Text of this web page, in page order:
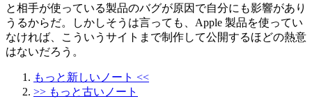
と相手が使っている製品のバグが原因で自分にも影響があり
うるからだ。しかしそうは言っても、Apple 製品を使ってい
なければ、こういうサイトまで制作して公開するほどの熱意
はないだろう。
もっと新しいノート <<
>> もっと古いノート